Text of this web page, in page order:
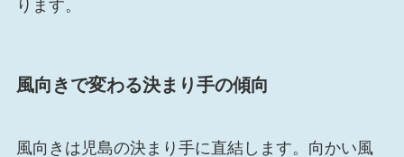
ります。
風向きで変わる決まり手の傾向
風向きは児島の決まり手に直結します。向かい風